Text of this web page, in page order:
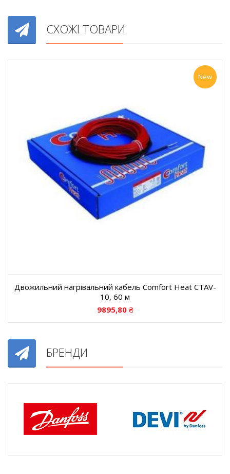
СХОЖІ ТОВАРИ
New
Двожильний нагрівальний кабель Comfort Heat CTAV-
10, 60 м
9895,80 ₴
БРЕНДИ